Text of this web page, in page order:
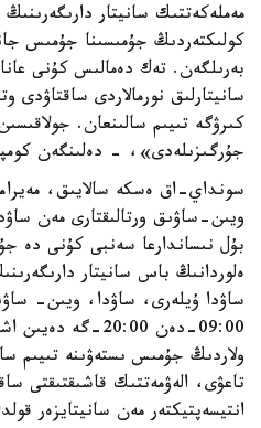
مەملەكەتتىك سانيتار
كولىكتەردىڭ جۇمىسىنا جۇمىس
بەرىلگەن. تەك دەمالىس كۇنى
سانيتارلىق نورمالاردى ساقتاۋدى
كىرۋگە تىيىم سالىنعان.
جۇرگىزىلەدى»، - دەلىنگەن
سونداي-اق ەسكە سالايىق،
ويىن-ساۋىق ورتالىقتارى مەن
بۇل نىساندارعا سەنبى كۇنى دە
ەلوردانىڭ باس سانيتار
ساۋدا ۇيلەرى، ساۋدا، ويىن-
09:00-دەن 20:00-
ولاردىڭ جۇمىس ىستەۋىنە تىيىم
تاعۋى، الەۋمەتتىك قاشىقتىقتى
انتيسەپتيكتەر مەن سانيتايزەر